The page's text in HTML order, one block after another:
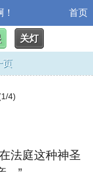
首页
关灯
页
4)
法庭这种神圣